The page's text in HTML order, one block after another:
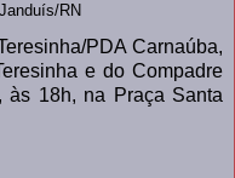
RN
PDA Carnaúba,
e do Compadre
às 18h, na Praça Santa